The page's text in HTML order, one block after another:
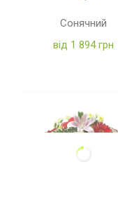
Сонячний
від 1 894 грн